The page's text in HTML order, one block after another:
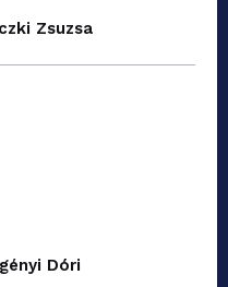
Zsuzsa
Dóri